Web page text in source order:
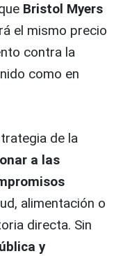
Bristol Myers
el mismo precio
contra la
como en
de la
a las
alimentación o
directa. Sin
y